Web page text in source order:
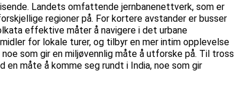
Landets omfattende jernbanenettverk, som er
regioner på. For kortere avstander er busser
effektive måter å navigere i det urbane
for lokale turer, og tilbyr en mer intim opplevelse
som gir en miljøvennlig måte å utforske på. Til tross
måte å komme seg rundt i India, noe som gir